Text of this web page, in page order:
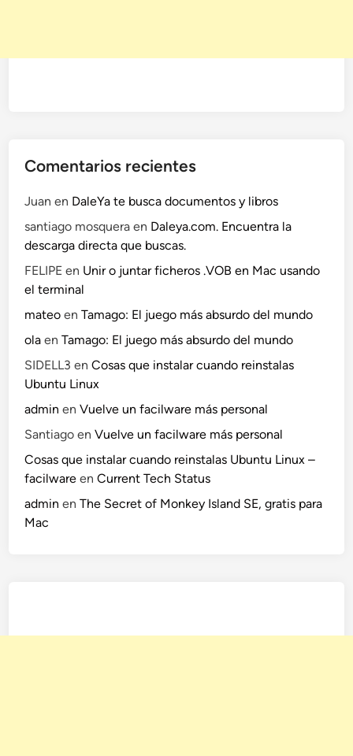
Comentarios recientes
Juan en DaleYa te busca documentos y libros
santiago mosquera en Daleya.com. Encuentra la
descarga directa que buscas.
FELIPE en Unir o juntar ficheros .VOB en Mac usando
el terminal
mateo enTamago: El juego más absurdo del mundo
ola enTamago: El juego más absurdo del mundo
SIDELL3 enCosas que instalar cuando reinstalas
Ubuntu Linux
admin enVuelve un facilware más personal
Santiago enVuelve un facilware más personal
Cosas que instalar cuando reinstalas Ubuntu Linux –
facilware enCurrent Tech Status
admin enThe Secret of Monkey Island SE, gratis para
Mac